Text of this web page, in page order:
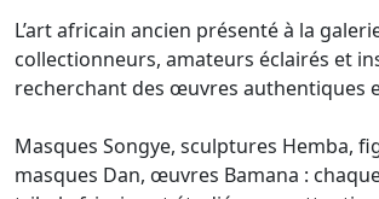
L’art africain ancien présenté à la
collectionneurs, amateurs éclairés et
recherchant des œuvres authentiques
Masques Songye, sculptures Hemba,
masques Dan, œuvres Bamana :